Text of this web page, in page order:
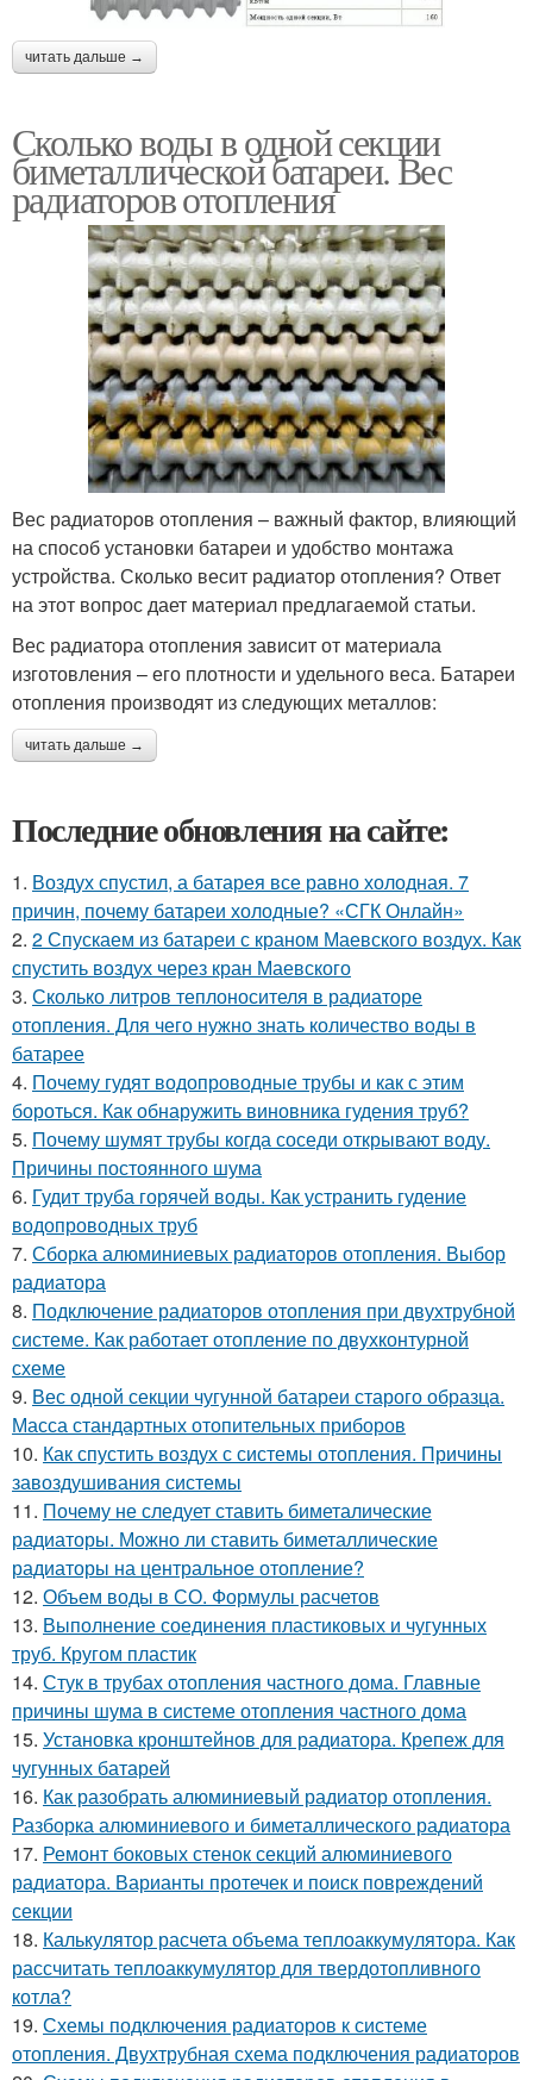
читать дальше →
Сколько воды в одной секции
биметаллической батареи. Вес
радиаторов отопления
Вес радиаторов отопления – важный фактор, влияющий
на способ установки батареи и удобство монтажа
устройства. Сколько весит радиатор отопления? Ответ
на этот вопрос дает материал предлагаемой статьи.
Вес радиатора отопления зависит от материала
изготовления – его плотности и удельного веса. Батареи
отопления производят из следующих металлов:
читать дальше →
Последние обновления на сайте:
1. Воздух спустил, а батарея все равно холодная. 7
причин, почему батареи холодные? «СГК Онлайн»
2. 2 Спускаем из батареи с краном Маевского воздух. Как
спустить воздух через кран Маевского
3. Сколько литров теплоносителя в радиаторе
отопления. Для чего нужно знать количество воды в
батарее
4. Почему гудят водопроводные трубы и как с этим
бороться. Как обнаружить виновника гудения труб?
5. Почему шумят трубы когда соседи открывают воду.
Причины постоянного шума
6. Гудит труба горячей воды. Как устранить гудение
водопроводных труб
7. Сборка алюминиевых радиаторов отопления. Выбор
радиатора
8. Подключение радиаторов отопления при двухтрубной
системе. Как работает отопление по двухконтурной
схеме
9. Вес одной секции чугунной батареи старого образца.
Масса стандартных отопительных приборов
10. Как спустить воздух с системы отопления. Причины
завоздушивания системы
11. Почему не следует ставить биметалические
радиаторы. Можно ли ставить биметаллические
радиаторы на центральное отопление?
12. Объем воды в СО. Формулы расчетов
13. Выполнение соединения пластиковых и чугунных
труб. Кругом пластик
14. Стук в трубах отопления частного дома. Главные
причины шума в системе отопления частного дома
15. Установка кронштейнов для радиатора. Крепеж для
чугунных батарей
16. Как разобрать алюминиевый радиатор отопления.
Разборка алюминиевого и биметаллического радиатора
17. Ремонт боковых стенок секций алюминиевого
радиатора. Варианты протечек и поиск повреждений
секции
18. Калькулятор расчета объема теплоаккумулятора. Как
рассчитать теплоаккумулятор для твердотопливного
котла?
19. Схемы подключения радиаторов к системе
отопления. Двухтрубная схема подключения радиаторов